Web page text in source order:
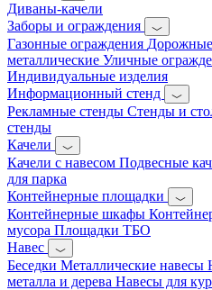
Диваны-качели
Заборы и ограждения
Газонные ограждения
металлические Уличные
Индивидуальные изделия
Информационный стенд
Рекламные стенды Стенды и
стенды
Качели
Качели с навесом Подвесные
для парка
Контейнерные площадки
Контейнерные шкафы
мусора Площадки ТБО
Навес
Беседки Металлические навесы
металла и дерева Навесы для